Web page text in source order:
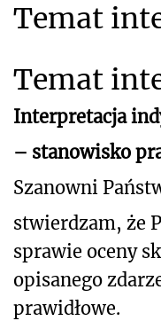
Temat
Temat
Interpretacja
– stanowisko
Szanowni
stwierdzam, że
sprawie oceny
opisanego
prawidłowe.